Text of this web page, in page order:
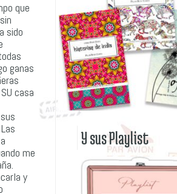
que
sido
ganas
casa
me
y
Y sus Playlist